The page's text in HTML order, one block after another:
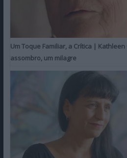
Um Toque Familiar, a Crítica |
assombro, um milagre